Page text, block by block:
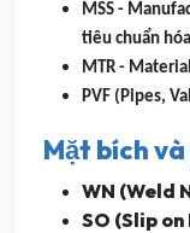
MSS -
tiêu chuẩn
MTR -
PVF (Pipes,
Mặt bích
WN (Weld
SO (Slip